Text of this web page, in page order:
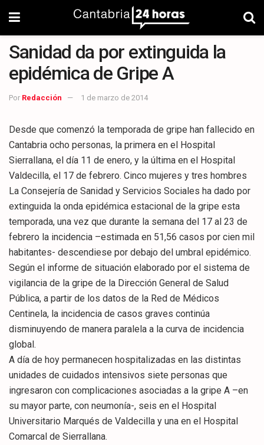
Sanidad da por extinguida la
epidémica de Gripe A
Por Redacción 1 de marzo de 2014
Desde que comenzó la temporada de gripe han fallecido en
Cantabria ocho personas, la primera en el Hospital
Sierrallana, el día 11 de enero, y la última en el Hospital
Valdecilla, el 17 de febrero. Cinco mujeres y tres hombres
La Consejería de Sanidad y Servicios Sociales ha dado por
extinguida la onda epidémica estacional de la gripe esta
temporada, una vez que durante la semana del 17 al 23 de
febrero la incidencia –estimada en 51,56 casos por cien mil
habitantes- descendiese por debajo del umbral epidémico.
Según el informe de situación elaborado por el sistema de
vigilancia de la gripe de la Dirección General de Salud
Pública, a partir de los datos de la Red de Médicos
Centinela, la incidencia de casos graves continúa
disminuyendo de manera paralela a la curva de incidencia
global.
A día de hoy permanecen hospitalizadas en las distintas
unidades de cuidados intensivos siete personas que
ingresaron con complicaciones asociadas a la gripe A –en
su mayor parte, con neumonía-, seis en el Hospital
Universitario Marqués de Valdecilla y una en el Hospital
Comarcal de Sierrallana.